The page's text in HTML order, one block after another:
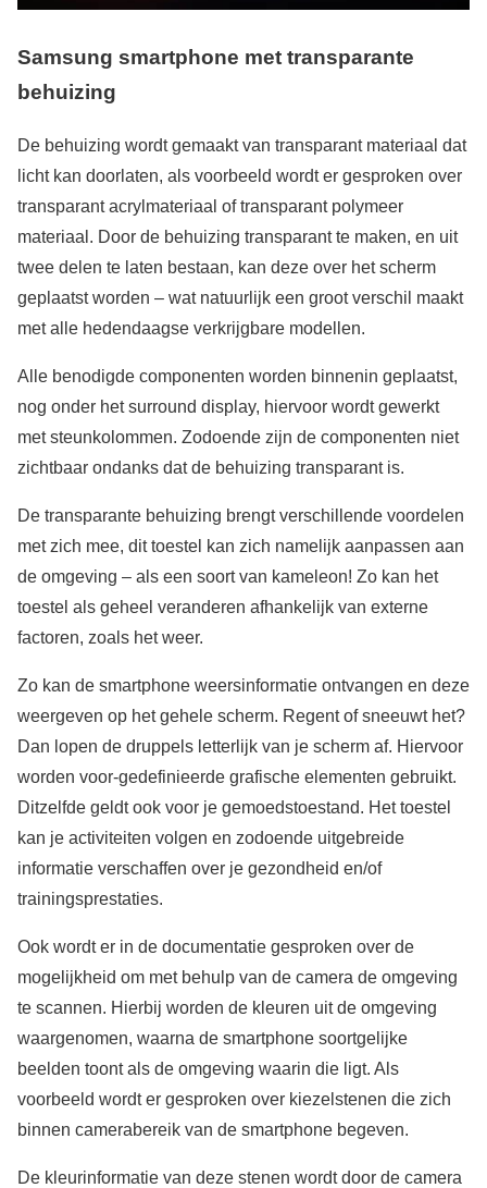
Samsung smartphone met transparante
behuizing
De behuizing wordt gemaakt van transparant materiaal dat
licht kan doorlaten, als voorbeeld wordt er gesproken over
transparant acrylmateriaal of transparant polymeer
materiaal. Door de behuizing transparant te maken, en uit
twee delen te laten bestaan, kan deze over het scherm
geplaatst worden – wat natuurlijk een groot verschil maakt
met alle hedendaagse verkrijgbare modellen.
Alle benodigde componenten worden binnenin geplaatst,
nog onder het surround display, hiervoor wordt gewerkt
met steunkolommen. Zodoende zijn de componenten niet
zichtbaar ondanks dat de behuizing transparant is.
De transparante behuizing brengt verschillende voordelen
met zich mee, dit toestel kan zich namelijk aanpassen aan
de omgeving – als een soort van kameleon! Zo kan het
toestel als geheel veranderen afhankelijk van externe
factoren, zoals het weer.
Zo kan de smartphone weersinformatie ontvangen en deze
weergeven op het gehele scherm. Regent of sneeuwt het?
Dan lopen de druppels letterlijk van je scherm af. Hiervoor
worden voor-gedefinieerde grafische elementen gebruikt.
Ditzelfde geldt ook voor je gemoedstoestand. Het toestel
kan je activiteiten volgen en zodoende uitgebreide
informatie verschaffen over je gezondheid en/of
trainingsprestaties.
Ook wordt er in de documentatie gesproken over de
mogelijkheid om met behulp van de camera de omgeving
te scannen. Hierbij worden de kleuren uit de omgeving
waargenomen, waarna de smartphone soortgelijke
beelden toont als de omgeving waarin die ligt. Als
voorbeeld wordt er gesproken over kiezelstenen die zich
binnen camerabereik van de smartphone begeven.
De kleurinformatie van deze stenen wordt door de camera